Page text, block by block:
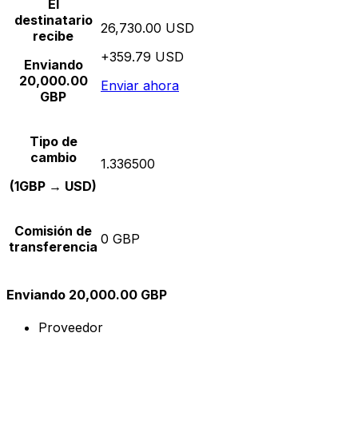
El
destinatario
recibe
Enviando
20,000.00
GBP
26,730.00 USD
+359.79 USD
Enviar ahora
Tipo de
cambio
(1GBP → USD)
1.336500
Comisión de
transferencia 0 GBP
Enviando 20,000.00 GBP
Proveedor